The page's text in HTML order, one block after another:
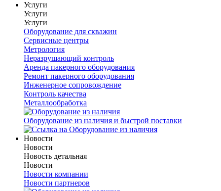
Услуги
Услуги
Услуги
Оборудование для скважин
Сервисные центры
Метрология
Неразрушающий контроль
Аренда пакерного оборудования
Ремонт пакерного оборудования
Инженерное сопровождение
Контроль качества
Металлообработка
Оборудование из наличия и быстрой поставки
Новости
Новости
Новость детальная
Новости
Новости компании
Новости партнеров